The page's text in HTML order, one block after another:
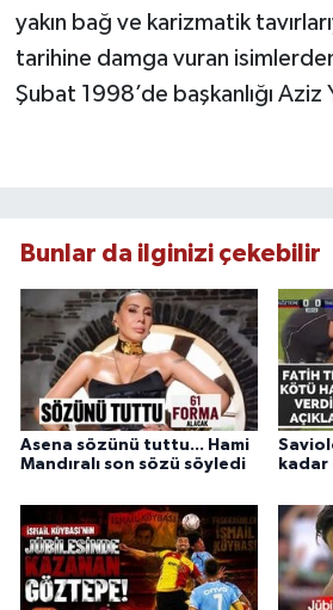
yakın bağ ve karizmatik
tarihine damga vuran
Şubat 1998’de başkanlığı Aziz
Bunlar da ilginizi çekebilir
Asena sözünü tuttu... Hami
Mandıralı son sözü söyledi
kadar